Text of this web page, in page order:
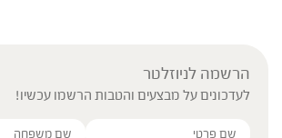
הרשמה לניוזלטר
לעדכונים על מבצעים והטבות הרשמו עכשיו!